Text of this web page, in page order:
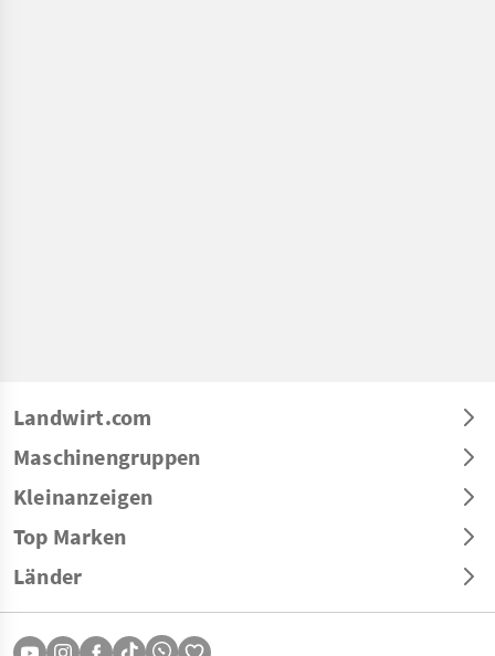
Landwirt.com
Maschinengruppen
Kleinanzeigen
Top Marken
Länder